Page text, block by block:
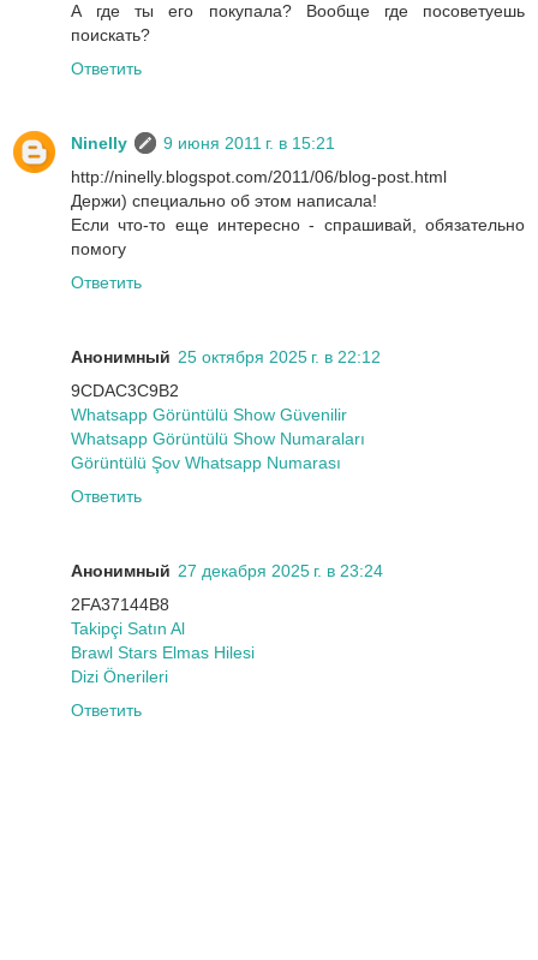
А где ты его покупала? Вообще где посоветуешь
поискать?
Ответить
Ninelly
9 июня 2011 г. в 15:21
http://ninelly.blogspot.com/2011/06/blog-post.html
Держи) специально об этом написала!
Если что-то еще интересно - спрашивай, обязательно
помогу
Ответить
Анонимный 25 октября 2025 г. в 22:12
9CDAC3C9B2
Whatsapp Görüntülü Show Güvenilir
Whatsapp Görüntülü Show Numaraları
Görüntülü Şov Whatsapp Numarası
Ответить
Анонимный 27 декабря 2025 г. в 23:24
2FA37144B8
Takipçi Satın Al
Brawl Stars Elmas Hilesi
Dizi Önerileri
Ответить